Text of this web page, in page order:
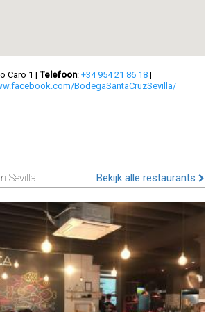
Caro 1 | Telefoon: +34 954 21 86 18 |
BodegaSantaCruzSevilla/
Sevilla Bekijk alle restaurants